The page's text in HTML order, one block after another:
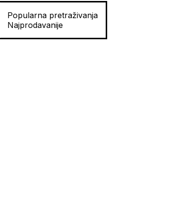
Popularna pretraživanja
Najprodavanije